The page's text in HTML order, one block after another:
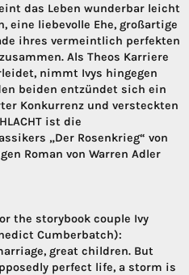
das Leben wunderbar leicht
eine liebevolle Ehe, großartige
ihres vermeintlich perfekten
Als Theos Karriere
nimmt Ivys hingegen
beiden entzündet sich ein
Konkurrenz und versteckten
ist die
„Der Rosenkrieg“ von
Roman von Warren Adler
the storybook couple Ivy
Cumberbatch):
great children. But
perfect life, a storm is